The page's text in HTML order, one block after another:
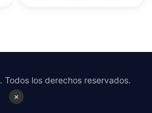
×
los derechos reservados.